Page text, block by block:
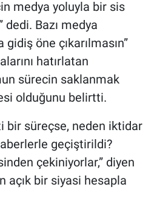
medya yoluyla bir sis
dedi. Bazı medya
gidiş öne çıkarılmasın”
hatırlatan
sürecin saklanmak
olduğunu belirtti.
bir süreçse, neden iktidar
geçiştirildi?
çekiniyorlar,” diyen
açık bir siyasi hesapla